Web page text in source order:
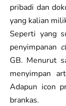
pribadi dan
yang kalian
Seperti yang
penyimpanan
GB. Menurut
menyimpan
Adapun icon
brankas.